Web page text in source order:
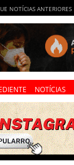
NOTÍCIAS ANTERIORES
NOTÍCIAS